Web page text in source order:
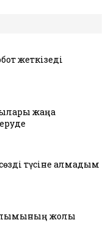
жеткізеді
жаңа
түсіне алмадым
жолы